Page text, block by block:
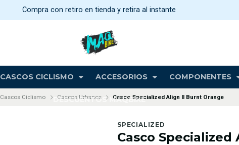
CASCOS CICLISMO ACCESORIOS COMPONENTES
DESCUENTOS MAQBIKE
Compra con retiro en tienda y retira al instante
Cascos Ciclismo Cascos Urbanos Casco Specialized Align II Burnt Orange
SPECIALIZED
Casco